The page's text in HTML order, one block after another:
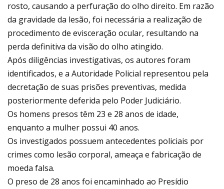
rosto, causando a perfuração do olho direito. Em razão
da gravidade da lesão, foi necessária a realização de
procedimento de evisceração ocular, resultando na
perda definitiva da visão do olho atingido.
Após diligências investigativas, os autores foram
identificados, e a Autoridade Policial representou pela
decretação de suas prisões preventivas, medida
posteriormente deferida pelo Poder Judiciário.
Os homens presos têm 23 e 28 anos de idade,
enquanto a mulher possui 40 anos.
Os investigados possuem antecedentes policiais por
crimes como lesão corporal, ameaça e fabricação de
moeda falsa.
O preso de 28 anos foi encaminhado ao Presídio